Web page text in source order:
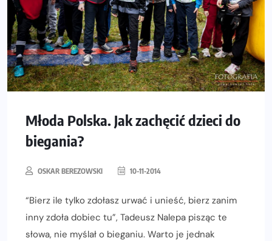
Młoda Polska. Jak zachęcić dzieci do
biegania?
OSKAR BEREZOWSKI 10-11-2014
“Bierz ile tylko zdołasz urwać i unieść, bierz zanim
inny zdoła dobiec tu”, Tadeusz Nalepa pisząc te
słowa, nie myślał o bieganiu. Warto je jednak